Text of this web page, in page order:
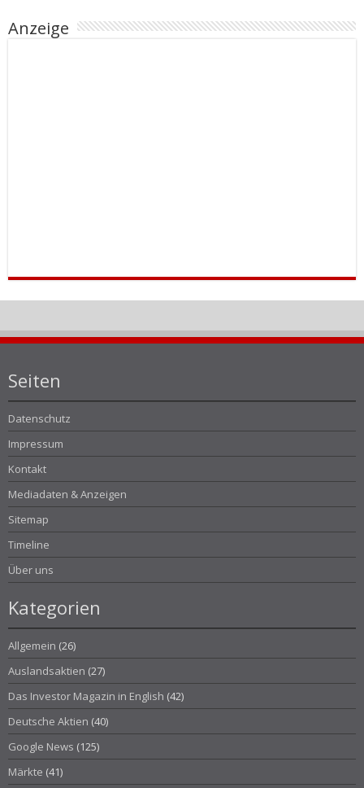
Anzeige
Seiten
Datenschutz
Impressum
Kontakt
Mediadaten & Anzeigen
Sitemap
Timeline
Über uns
Kategorien
Allgemein (26)
Auslandsaktien (27)
Das Investor Magazin in English (42)
Deutsche Aktien (40)
Google News (125)
Märkte (41)